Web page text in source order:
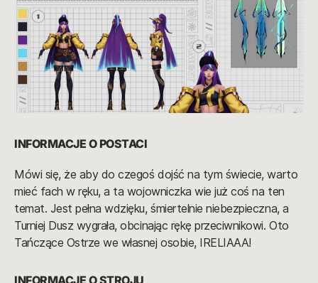
INFORMACJE O POSTACI
Mówi się, że aby do czegoś dojść na tym świecie, warto
mieć fach w ręku, a ta wojowniczka wie już coś na ten
temat. Jest pełna wdzięku, śmiertelnie niebezpieczna, a
Turniej Dusz wygrała, obcinając rękę przeciwnikowi. Oto
Tańczące Ostrze we własnej osobie, IRELIAAA!